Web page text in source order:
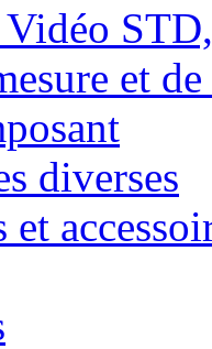
Vidéo
et
diverses